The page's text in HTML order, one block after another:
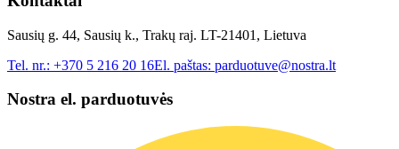
Sausių g. 44, Sausių k., Trakų raj. LT-21401, Lietuva
Tel. nr.: +370 5 216 20 16El. paštas: parduotuve@nostra.lt
Nostra el. parduotuvės